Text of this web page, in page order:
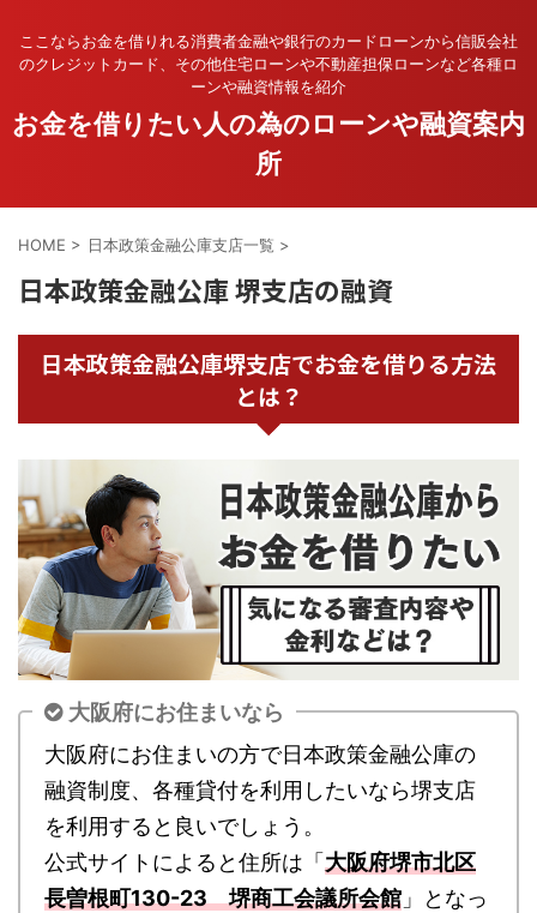
ここならお金を借りれる消費者金融や銀行のカードローンから信販会社
のクレジットカード、その他住宅ローンや不動産担保ローンなど各種ロ
ーンや融資情報を紹介
お金を借りたい人の為のローンや融資案内
所
HOME > 日本政策金融公庫支店一覧 >
日本政策金融公庫 堺支店の融資
日本政策金融公庫堺支店でお金を借りる方法
とは？
大阪府にお住まいなら
大阪府にお住まいの方で日本政策金融公庫の
融資制度、各種貸付を利用したいなら堺支店
を利用すると良いでしょう。
公式サイトによると住所は「 大阪府堺市北区
長曽根町130-23 堺商工会議所会館 」となっ